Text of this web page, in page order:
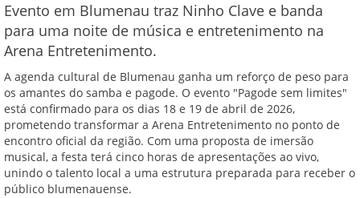
Evento em Blumenau traz Ninho Clave e banda
para uma noite de música e entretenimento na
Arena Entretenimento.
A agenda cultural de Blumenau ganha um reforço de peso para
os amantes do samba e pagode. O evento "Pagode sem limites"
está confirmado para os dias 18 e 19 de abril de 2026,
prometendo transformar a Arena Entretenimento no ponto de
encontro oficial da região. Com uma proposta de imersão
musical, a festa terá cinco horas de apresentações ao vivo,
unindo o talento local a uma estrutura preparada para receber o
público blumenauense.